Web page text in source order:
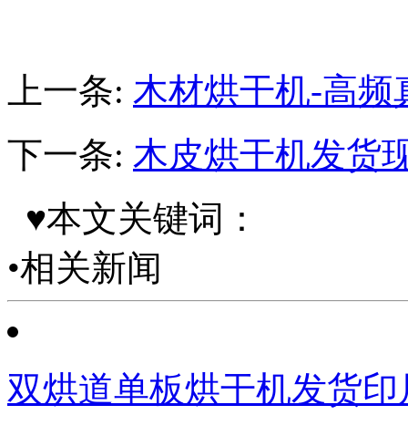
上一条: 木材烘干机-高频
下一条: 木皮烘干机发货
♥本文关键词：
•相关新闻
双烘道单板烘干机发货印